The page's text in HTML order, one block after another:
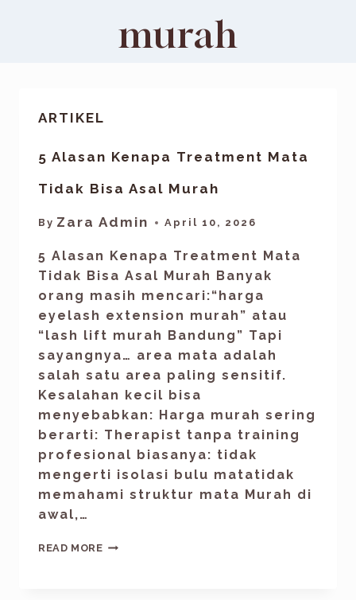
murah
ARTIKEL
5 Alasan Kenapa Treatment Mata
Tidak Bisa Asal Murah
By Zara Admin April 10, 2026
5 Alasan Kenapa Treatment Mata
Tidak Bisa Asal Murah Banyak
orang masih mencari:“harga
eyelash extension murah” atau
“lash lift murah Bandung” Tapi
sayangnya… area mata adalah
salah satu area paling sensitif.
Kesalahan kecil bisa
menyebabkan: Harga murah sering
berarti: Therapist tanpa training
profesional biasanya: tidak
mengerti isolasi bulu matatidak
memahami struktur mata Murah di
awal,…
READ MORE